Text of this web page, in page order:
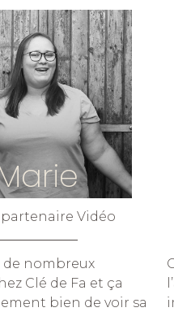
Vidéo
de nombreux
Clé de Fa et ça
bien de voir sa